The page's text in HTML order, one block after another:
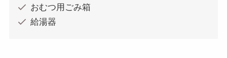
おむつ用ごみ箱
給湯器